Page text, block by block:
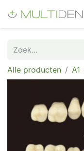
Alle producten A1